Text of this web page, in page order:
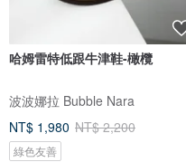
哈姆雷特低跟牛津鞋-橄欖
波波娜拉 Bubble Nara
NT$ 1,980 NT$ 2,200
綠色友善